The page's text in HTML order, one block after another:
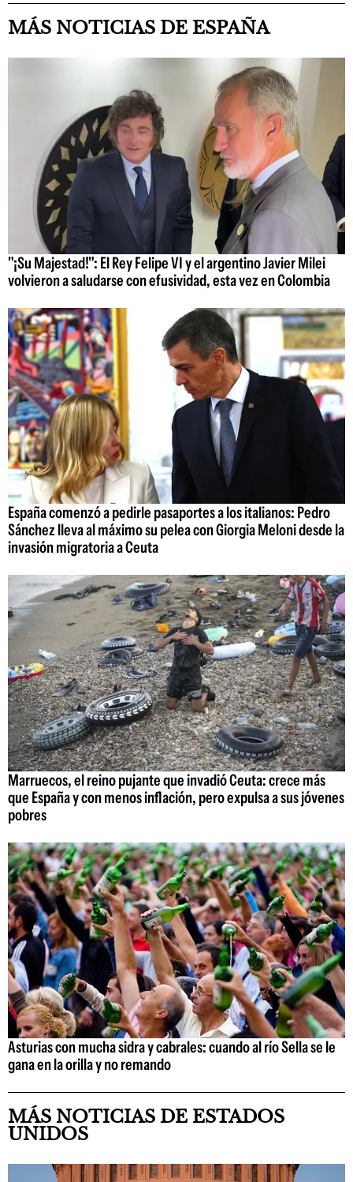
MÁS NOTICIAS DE ESPAÑA
"¡Su Majestad!": El Rey Felipe VI y el argentino Javier Milei
volvieron a saludarse con efusividad, esta vez en Colombia
España comenzó a pedirle pasaportes a los italianos: Pedro
Sánchez lleva al máximo su pelea con Giorgia Meloni desde la
invasión migratoria a Ceuta
Marruecos, el reino pujante que invadió Ceuta: crece más
que España y con menos inflación, pero expulsa a sus jóvenes
pobres
Asturias con mucha sidra y cabrales: cuando al río Sella se le
gana en la orilla y no remando
MÁS NOTICIAS DE ESTADOS
UNIDOS